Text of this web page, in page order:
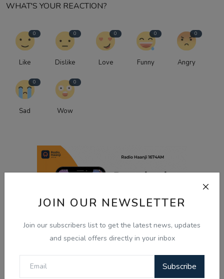
JOIN OUR NEWSLETTER
Join our subscribers list to get the latest news, updates
and special offers directly in your inbox
Subscribe
WHAT'S YOUR REACTION?
0
Like
0
Dislike
0
Love
0
Funny
0
Angry
0
Sad
0
Wow